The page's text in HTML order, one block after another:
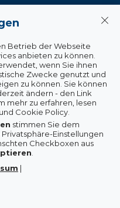
Betrieb der Webseite
anbieten zu können.
wenn Sie ihnen
Zwecke genutzt und
zu können. Sie können
ändern - den Link
mehr zu erfahren, lesen
Cookie Policy.
stimmen Sie dem
Privatsphäre-Einstellungen
Checkboxen aus
|